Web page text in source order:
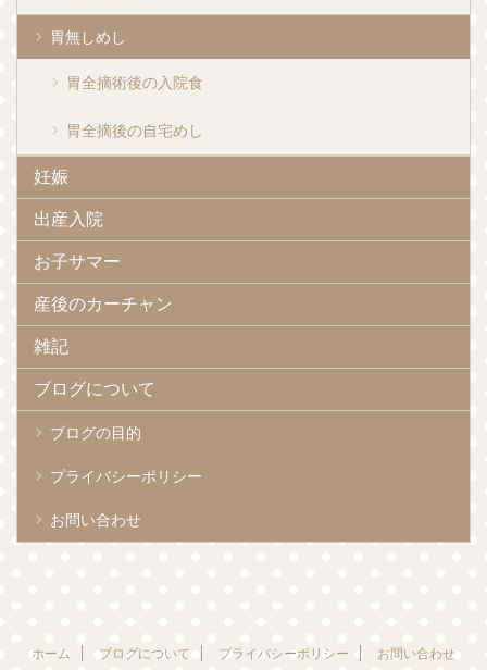
胃無しめし
胃全摘術後の入院食
胃全摘後の自宅めし
妊娠
出産入院
お子サマー
産後のカーチャン
雑記
ブログについて
ブログの目的
プライバシーポリシー
お問い合わせ
ホーム ブログについて プライバシーポリシー お問い合わせ